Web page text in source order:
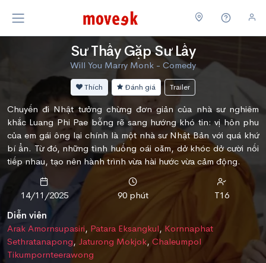
Sư Thầy Gặp Sư Lầy
Will You Marry Monk - Comedy
Thích Đánh giá Trailer
Chuyến đi Nhật tưởng chừng đơn giản của nhà sư nghiêm
khắc Luang Phi Pae bỗng rẽ sang hướng khó tin: vị hôn phu
của em gái ông lại chính là một nhà sư Nhật Bản với quá khứ
bí ẩn. Từ đó, những tình huống oái oăm, dở khóc dở cười nối
tiếp nhau, tạo nên hành trình vừa hài hước vừa cảm động.
14/11/2025 90 phút
T16
Diễn viên
Arak Amornsupasiri, Patara Eksangkul, Kornnaphat
Sethratanapong, Jaturong Mokjok, Chaleumpol
Tikumpornteerawong